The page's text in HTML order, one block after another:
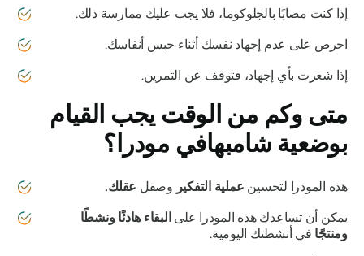
إذا كنت مصابًا بالجلوكوما، فلا يجب عليك ممارسة ذلك.
احرص على عدم إجهاد نفسك أثناء حبس أنفاسك.
إذا شعرت بأي إجهاد، فتوقف عن التمرين.
متى وكم من الوقت يجب القيام
بوضعيةشامبهافي مودرا ؟
هذهالمودرالتحسينعملية التفكيروصقل عقلك.
يمكن أن تساعدك هذهالمودراعلى البقاء هادئًا ونشطًا
ومنتجًافي أنشطتك اليومية.